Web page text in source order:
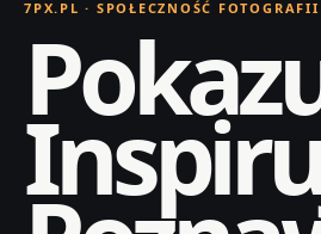
7PX.PL · SPOŁECZNOŚĆ FOTOGRAFII